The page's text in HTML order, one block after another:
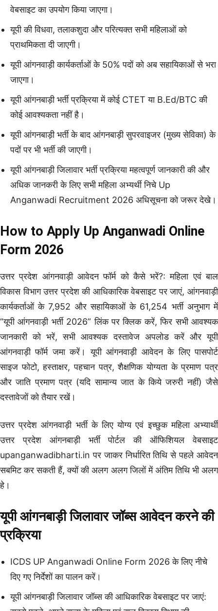
वेबसाइट का उपयोग किया जाएगा।
यूपी की विधवा, तलाकशुदा और परित्यक्त सभी महिलाओं को
प्राथमिकता दी जाएगी।
यूपी आंगनवाड़ी कार्यकर्ताओं के 50% पदों को अब सहायिकाओं से भरा
जाएगा।
यूपी आंगनबाड़ी भर्ती प्रक्रिया में कोई CTET या B.Ed/BTC की
कोई आवश्यकता नहीं है।
यूपी आंगनबाड़ी भर्ती के बाद आंगनबाड़ी सुपरवाइजर (मुख्य सेविका) के
पदों पर भी भर्ती की जाएगी।
यूपी आंगनबाड़ी जिलावार भर्ती प्रक्रिया महत्वपूर्ण जानकारी की और
अधिक जानकरी के लिए सभी महिला अभ्यर्थी निचे Up
Anganwadi Recruitment 2026 अधिसूचना को जरूर देखे।
How to Apply Up Anganwadi Online
Form 2026
उत्तर प्रदेश आंगनवाड़ी आवेदन फॉर्म को कैसे भरें?: महिला एवं बाल
विकास विभाग उत्तर प्रदेश की आधिकारिक वेबसाइट पर जाएं, आंगनवाड़ी
कार्यकर्ताओं के 7,952 और सहायिकाओं के 61,254 भर्ती अनुभाग में
“यूपी आंगनवाड़ी भर्ती 2026” लिंक पर क्लिक करें, फिर सभी आवश्यक
जानकारी को भरें, सभी आवश्यक दस्तावेज अपलोड करें और यूपी
आंगनवाड़ी फॉर्म जमा करें। यूपी आंगनवाड़ी आवेदन के लिए पासपोर्ट
साइज फोटो, हस्ताक्षर, पहचान पत्र, शैक्षणिक योग्यता के प्रमाण पत्र
और जाति प्रमाण पत्र (यदि सामान्य जात के किये जरुरी नहीं) जैसे
दस्तावेजों को तैयार रखें।
उत्तर प्रदेश आंगनवाड़ी भर्ती के लिए योग्य एवं इच्छुक महिला अभ्यार्थी
उत्तर प्रदेश आंगनबाड़ी भर्ती पोर्टल की ऑफिशियल वेबसाइट
upanganwadibharti.in पर जाकर निर्धारित तिथि से पहले आवेदन
सबमिट कर सकती हैं, क्यों की अलग अलग जिलों में अंतिम तिथि भी अलग
हे।
यूपी आंगनबाड़ी जिलावार जॉब्स आवेदन करने की
प्रक्रिया
ICDS UP Anganwadi Online Form 2026 के लिए नीचे
दिए गए निर्देशों का पालन करें।
यूपी आंगनबाड़ी जिलावार जॉब्स की आधिकारिक वेबसाइट पर जाएं: